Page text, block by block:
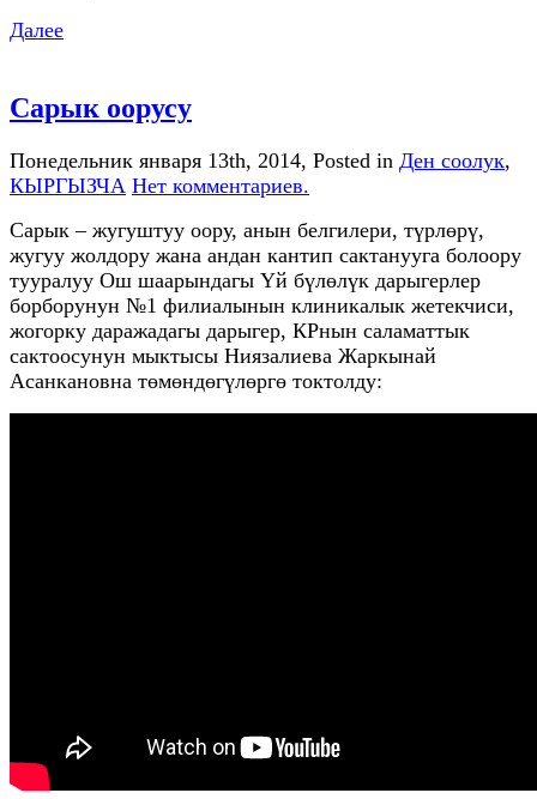
Далее
Сарык оорусу
Понедельник января 13th, 2014, Posted in Ден соолук,
КЫРГЫЗЧА Нет комментариев.
Сарык – жугуштуу оору, анын белгилери, түрлөрү,
жугуу жолдору жана андан кантип сактанууга болоору
тууралуу Ош шаарындагы Үй бүлөлүк дарыгерлер
борборунун №1 филиалынын клиникалык жетекчиси,
жогорку даражадагы дарыгер, КРнын саламаттык
сактоосунун мыктысы Ниязалиева Жаркынай
Асанкановна төмөндөгүлөргө токтолду: